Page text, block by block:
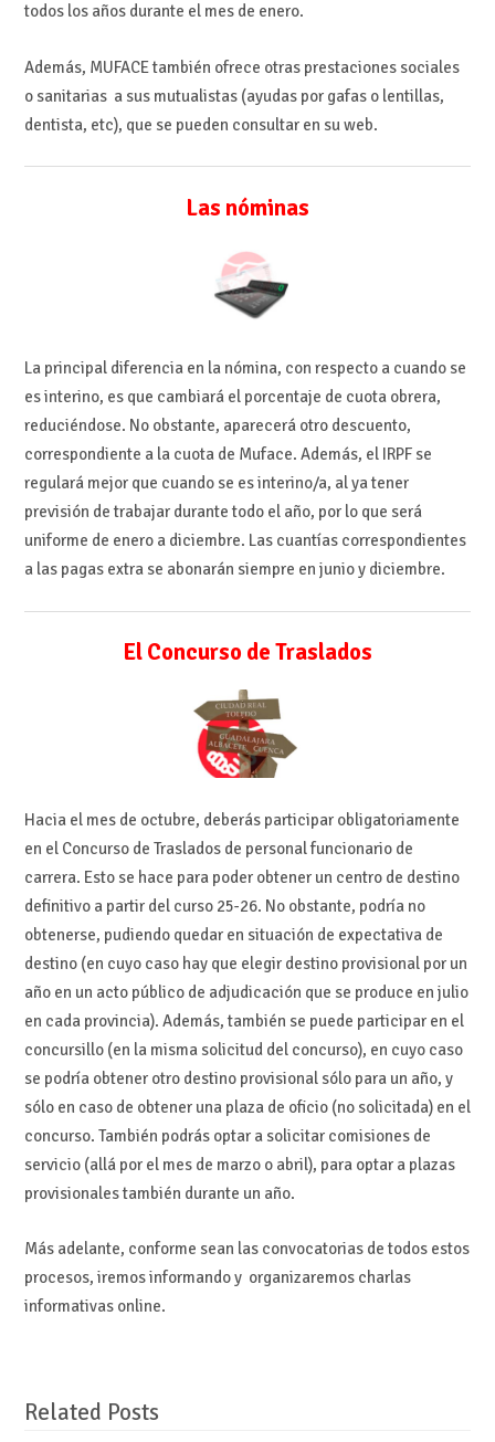
todos los años durante el mes de enero.
Además, MUFACE también ofrece otras prestaciones sociales
o sanitarias a sus mutualistas (ayudas por gafas o lentillas,
dentista, etc), que se pueden consultar en su web.
Las nóminas
La principal diferencia en la nómina, con respecto a cuando se
es interino, es que cambiará el porcentaje de cuota obrera,
reduciéndose. No obstante, aparecerá otro descuento,
correspondiente a la cuota de Muface. Además, el IRPF se
regulará mejor que cuando se es interino/a, al ya tener
previsión de trabajar durante todo el año, por lo que será
uniforme de enero a diciembre. Las cuantías correspondientes
a las pagas extra se abonarán siempre en junio y diciembre.
El Concurso de Traslados
Hacia el mes de octubre, deberás participar obligatoriamente
en el Concurso de Traslados de personal funcionario de
carrera. Esto se hace para poder obtener un centro de destino
definitivo a partir del curso 25-26. No obstante, podría no
obtenerse, pudiendo quedar en situación de expectativa de
destino (en cuyo caso hay que elegir destino provisional por un
año en un acto público de adjudicación que se produce en julio
en cada provincia). Además, también se puede participar en el
concursillo (en la misma solicitud del concurso), en cuyo caso
se podría obtener otro destino provisional sólo para un año, y
sólo en caso de obtener una plaza de oficio (no solicitada) en el
concurso. También podrás optar a solicitar comisiones de
servicio (allá por el mes de marzo o abril), para optar a plazas
provisionales también durante un año.
Más adelante, conforme sean las convocatorias de todos estos
procesos, iremos informando y organizaremos charlas
informativas online.
Related Posts